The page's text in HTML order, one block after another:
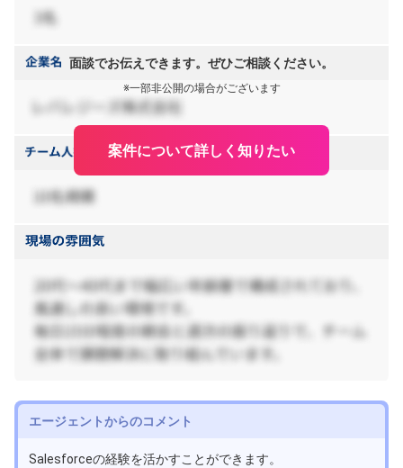
面談でお伝えできます。ぜひご相談ください。
※一部非公開の場合がございます
案件について詳しく知りたい
エージェントからのコメント
Salesforceの経験を活かすことができます。